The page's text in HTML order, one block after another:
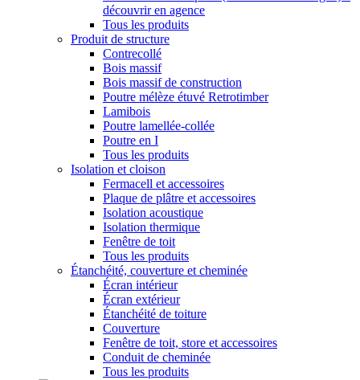
découvrir en agence
Tous les produits
Produit de structure
Contrecollé
Bois massif
Bois massif de construction
Poutre mélèze étuvé Retrotimber
Lamibois
Poutre lamellée-collée
Poutre en I
Tous les produits
Isolation et cloison
Fermacell et accessoires
Plaque de plâtre et accessoires
Isolation acoustique
Isolation thermique
Fenêtre de toit
Tous les produits
Étanchéité, couverture et cheminée
Écran intérieur
Écran extérieur
Étanchéité de toiture
Couverture
Fenêtre de toit, store et accessoires
Conduit de cheminée
Tous les produits